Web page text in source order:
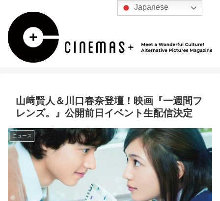
山﨑賢人＆川口春奈登壇！映画『一週間フ
レンズ。』公開前日イベント生配信決定
ニュース
Japanese